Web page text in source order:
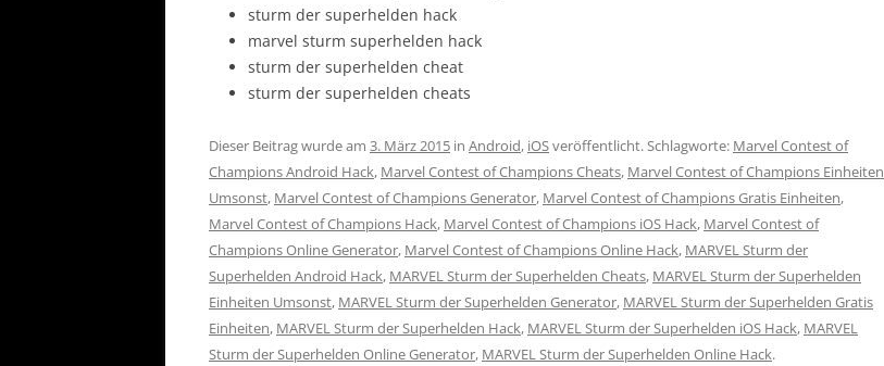
sturm der superhelden hack
marvel sturm superhelden hack
sturm der superhelden cheat
sturm der superhelden cheats
Dieser Beitrag wurde am 3. März 2015 in Android, iOSveröffentlicht. Schlagworte: Marvel Contest of
Champions Android Hack, Marvel Contest of Champions Cheats, Marvel Contest of Champions Einheiten
Umsonst, Marvel Contest of Champions Generator, Marvel Contest of Champions Gratis Einheiten,
Marvel Contest of Champions Hack, Marvel Contest of Champions iOS Hack, Marvel Contest of
Champions Online Generator, Marvel Contest of Champions Online Hack, MARVEL Sturm der
Superhelden Android Hack, MARVEL Sturm der Superhelden Cheats, MARVEL Sturm der Superhelden
Einheiten Umsonst, MARVEL Sturm der Superhelden Generator, MARVEL Sturm der Superhelden Gratis
Einheiten, MARVEL Sturm der Superhelden Hack, MARVEL Sturm der Superhelden iOS Hack, MARVEL
Sturm der Superhelden Online Generator, MARVEL Sturm der Superhelden Online Hack.